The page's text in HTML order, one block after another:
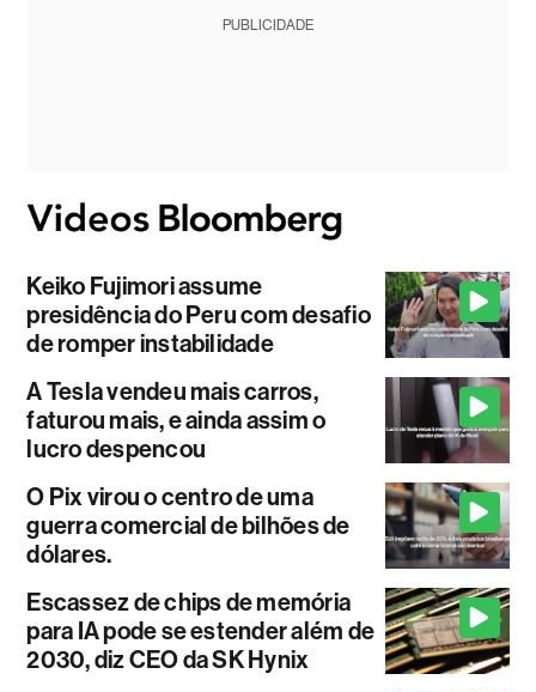
PUBLICIDADE
Keiko Fujimori assume
presidência do Peru com desafio
de romper instabilidade
A Tesla vendeu mais carros,
faturou mais, e ainda assim o
lucro despencou
O Pix virou o centro de uma
guerra comercial de bilhões de
dólares.
Escassez de chips de memória
para IA pode se estender além de
2030, diz CEO da SK Hynix